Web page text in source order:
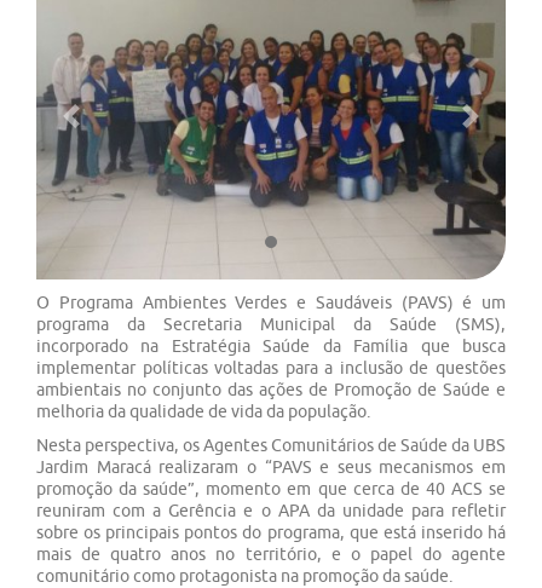
Previous Next
O Programa Ambientes Verdes e Saudáveis (PAVS) é um
programa da Secretaria Municipal da Saúde (SMS),
incorporado na Estratégia Saúde da Família que busca
implementar políticas voltadas para a inclusão de questões
ambientais no conjunto das ações de Promoção de Saúde e
melhoria da qualidade de vida da população.
Nesta perspectiva, os Agentes Comunitários de Saúde da UBS
Jardim Maracá realizaram o “PAVS e seus mecanismos em
promoção da saúde”, momento em que cerca de 40 ACS se
reuniram com a Gerência e o APA da unidade para refletir
sobre os principais pontos do programa, que está inserido há
mais de quatro anos no território, e o papel do agente
comunitário como protagonista na promoção da saúde.